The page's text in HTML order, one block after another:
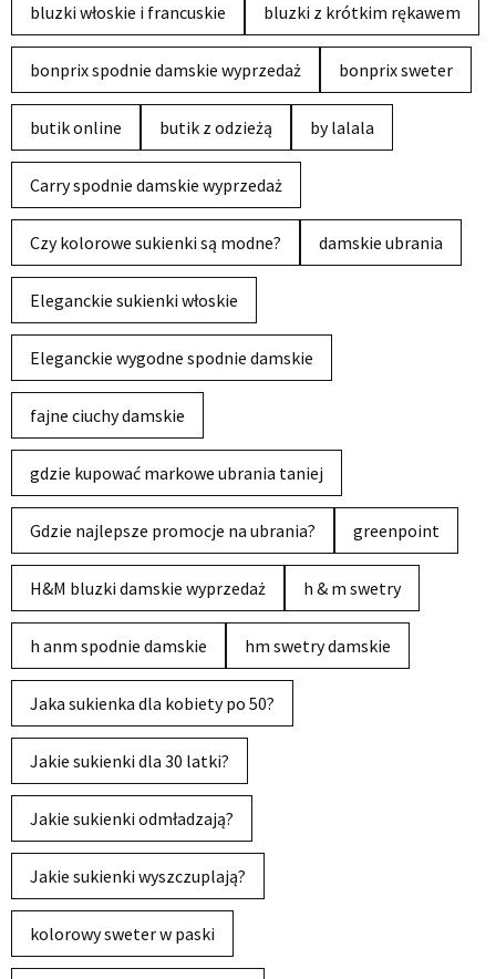
bluzki włoskie i francuskie bluzki z krótkim rękawem
bonprix spodnie damskie wyprzedaż bonprix sweter
butik online butik z odzieżą by lalala
Carry spodnie damskie wyprzedaż
Czy kolorowe sukienki są modne? damskie ubrania
Eleganckie sukienki włoskie
Eleganckie wygodne spodnie damskie
fajne ciuchy damskie
gdzie kupować markowe ubrania taniej
Gdzie najlepsze promocje na ubrania? greenpoint
H&M bluzki damskie wyprzedaż h & m swetry
h anm spodnie damskie hm swetry damskie
Jaka sukienka dla kobiety po 50?
Jakie sukienki dla 30 latki?
Jakie sukienki odmładzają?
Jakie sukienki wyszczuplają?
kolorowy sweter w paski